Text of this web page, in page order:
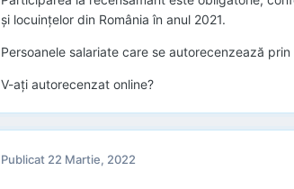
şi locuinţelor din România în anul 2021.
Persoanele salariate care se autorecenzează
V-aţi autorecenzat online?
Publicat 22 Martie, 2022